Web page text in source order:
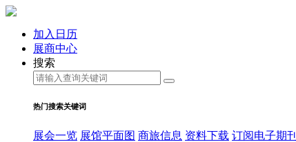
加入日历
展商中心
搜索
热门搜索关键词
展会一览 展馆平面图 商旅信息 资料下载 订阅电子期刊